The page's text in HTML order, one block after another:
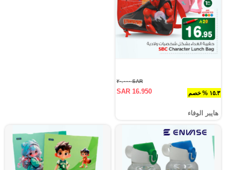
١٥.٣ % خصم
SAR ٢٠.٠٠٠
SAR 16.950
هايبر الوفاء